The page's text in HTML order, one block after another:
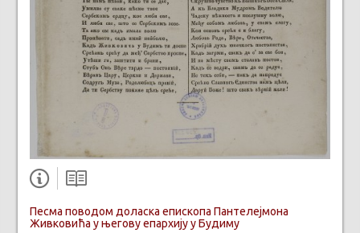
Песма поводом доласка епископа Пантелејмона
Живковића у његову епархију у Будиму